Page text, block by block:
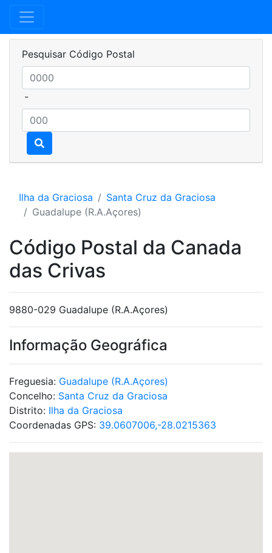
Pesquisar Código Postal
-
Ilha da Graciosa
Santa Cruz da Graciosa
Guadalupe (R.A.Açores)
Código Postal da Canada
das Crivas
9880-029 Guadalupe (R.A.Açores)
Informação Geográfica
Freguesia: Guadalupe (R.A.Açores)
Concelho: Santa Cruz da Graciosa
Distrito: Ilha da Graciosa
Coordenadas GPS: 39.0607006,-28.0215363